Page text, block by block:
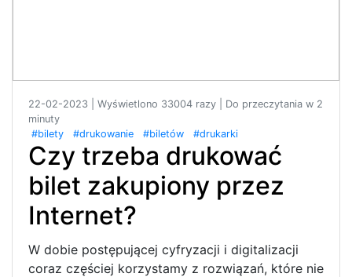
22-02-2023 | Wyświetlono 33004 razy | Do przeczytania w 2
minuty
#bilety
#drukowanie #biletów #drukarki
Czy trzeba drukować
bilet zakupiony przez
Internet?
W dobie postępującej cyfryzacji i digitalizacji
coraz częściej korzystamy z rozwiązań, które nie